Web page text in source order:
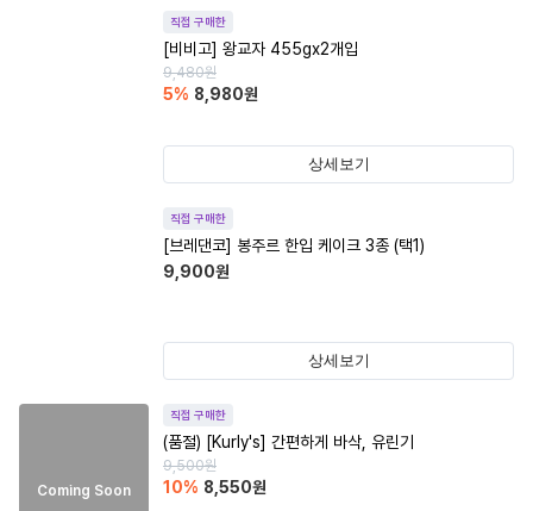
직접 구매한
[비비고] 왕교자 455gx2개입
9,480원
5% 8,980원
상세보기
직접 구매한
[브레댄코] 봉주르 한입 케이크 3종 (택1)
9,900원
상세보기
Coming Soon
직접 구매한
(품절) [Kurly's] 간편하게 바삭, 유린기
9,500원
10% 8,550원